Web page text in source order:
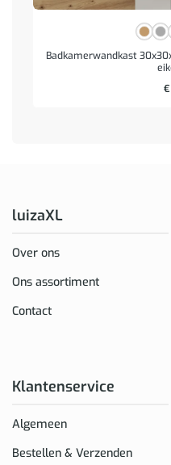
Badkamerwandkast
€
luizaXL
Over ons
Ons assortiment
Contact
Klantenservice
Algemeen
Bestellen & Verzenden